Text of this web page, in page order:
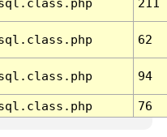
211
62
94
76